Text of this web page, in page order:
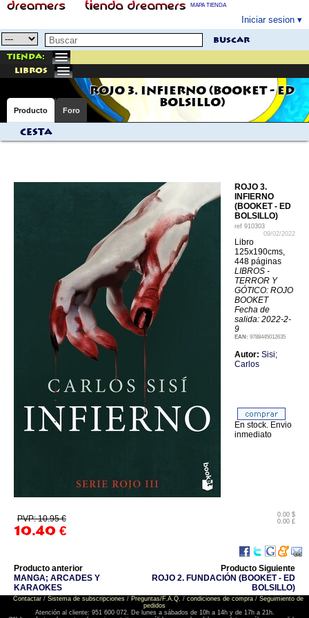
MAPA TIENDA
Iniciar sesion
buscar
Tienda:
libros
ROJO 3. INFIERNO (BOOKET - ED
BOLSILLO)
Producto Foro
Cesta
ROJO 3.
INFIERNO
(BOOKET - ED
BOLSILLO)
ref 910303
09/02/2022
Libro
125x190cms,
448 páginas
LIBROS -
TERROR Y
GÓTICO: ROJO
BOOKET
Fecha de
salida: 2022-2-
9
EAN: 9788445012635
Autor: Sisi;
Carlos
PVP: 10.95 €
10.40 €
0.00 $
0.00 £
En stock. Envio
inmediato
Producto anterior
MANGA; ARCADES Y
KARAOKES
Producto Siguiente
ROJO 2. FUNDACIÓN (BOOKET - ED
BOLSILLO)
Contactar/ Sistema de subscripciones/ Preguntas/F.A.Q. / condiciones de compra/ Seguimiento de
pedidos
Atención al cliente: 951 600 072. De lunes a sábados de 10h a 14h y de 17h a 21h.